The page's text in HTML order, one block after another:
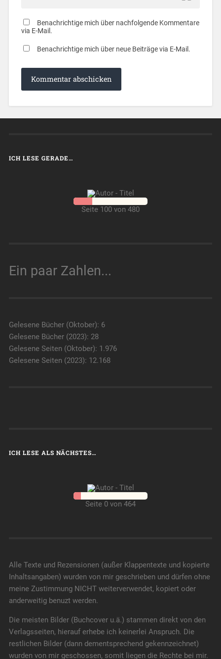
Benachrichtige mich über nachfolgende Kommentare
via E-Mail.
Benachrichtige mich über neue Beiträge via E-Mail.
ICH LESE GERADE…
Seite 100 von 480
Ein paar Zahlen...
Gelesene Bücher (Oktober): 6
Gelesene Bücher (2023): 28
Gelesene Seiten (Oktober): 1.976
Gelesene Seiten (2023): 12.168
ICH LESE ALS NÄCHSTES…
Seite 0 von 464
Alle Texte und Rezensionen (außer Klappentexte und kopierte
Inhaltsangaben) wurden von mir geschrieben und dürfen ohne
meine Zustimmung NICHT weiterverwendet, kopiert oder
anderweitig benuzt werden.
Die meisten Bilder (Buchcover u.ä.) stammen direkt von den
Verlagsseiten, hierauf erhebe ich keinerlei Anspruch. Die
restlichen Bilder (dann dementsprechend gekennzeichnet)
wurden von mir geschossen, somit liegen die Rechte bei mir.